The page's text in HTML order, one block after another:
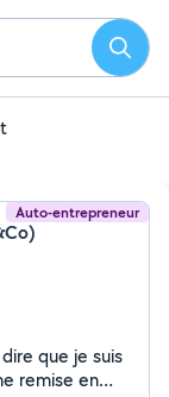
Auto-entrepreneur
que je suis
remise en